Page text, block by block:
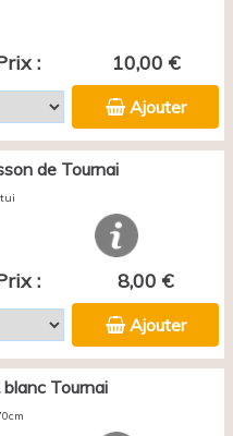
: 10,00 €
Ajouter
de Tournai
: 8,00 €
Ajouter
Tournai